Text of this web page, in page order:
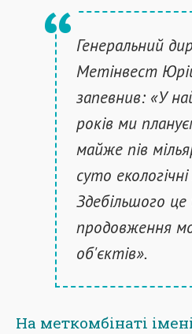
Генеральний
Метінвест
запевнив: «У
років ми
майже пів
суто
Здебільшого це
продовження
об'єктів».
На меткомбінаті